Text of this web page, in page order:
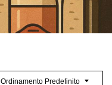
Ordinamento Predefinito